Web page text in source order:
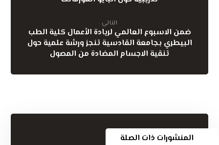
التالي
ضمن الاسبوع العالمي لريادة الأعمال كلية الطب
البيطري بجامعة القادسية تنجز ورشة علمية حول
تنقية الاجسام المضادة من المصول
المنشورات ذات الصلة